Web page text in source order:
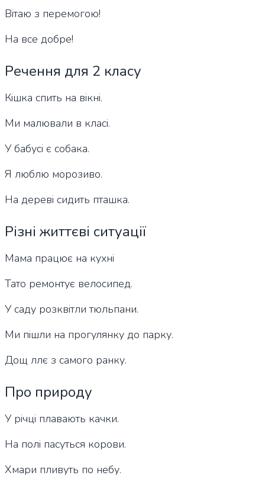
Вітаю з перемогою!
На все добре!
Речення для 2 класу
Кішка спить на вікні.
Ми малювали в класі.
У бабусі є собака.
Я люблю морозиво.
На дереві сидить пташка.
Різні життєві ситуації
Мама працює на кухні
Тато ремонтує велосипед.
У саду розквітли тюльпани.
Ми пішли на прогулянку до парку.
Дощ ллє з самого ранку.
Про природу
У річці плавають качки.
На полі пасуться корови.
Хмари пливуть по небу.